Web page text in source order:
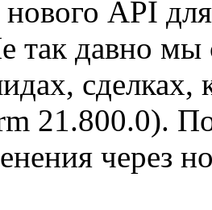
API
так давно
сделках,
21.800.0).
через